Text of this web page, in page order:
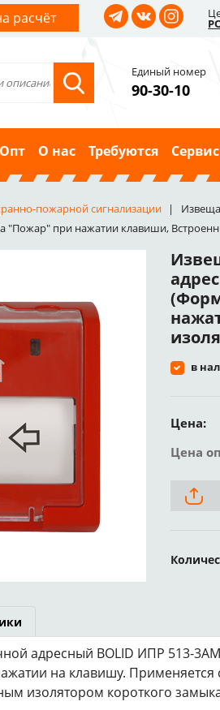
расчёт
Единый номер
90-30-10
Опт О нас Требуются
пожарной сигнализации
"Пожар" при нажатии клавиши,
в
Цена:
Цена
адресный BOLID ИПР 513-
на клавишу. Применяется
изолятором короткого